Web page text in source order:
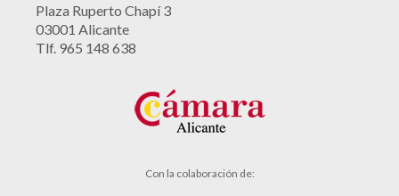
Plaza Ruperto Chapí 3
03001 Alicante
Tlf. 965 148 638
Con la colaboración de: